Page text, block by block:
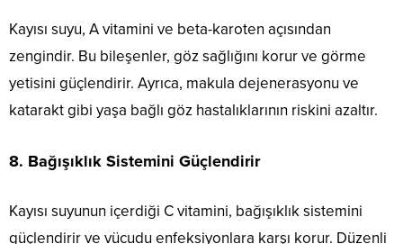
Kayısı suyu, A vitamini ve beta-karoten açısından
zengindir. Bu bileşenler, göz sağlığını korur ve görme
yetisini güçlendirir. Ayrıca, makula dejenerasyonu ve
katarakt gibi yaşa bağlı göz hastalıklarının riskini azaltır.
8. Bağışıklık Sistemini Güçlendirir
Kayısı suyunun içerdiği C vitamini, bağışıklık sistemini
güçlendirir ve vücudu enfeksiyonlara karşı korur. Düzenli